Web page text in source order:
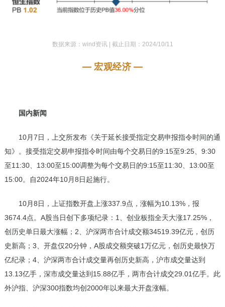
数据来源：wind资讯 | 截止日期：2024/10/11
— 宏观经济 —
国内新闻
10月7日，上交所发布《关于延长接受指定交易申报指令时间的通
知》。接受指定交易申报指令时间由每个交易日的9:15至9:25、9:30
至11:30、13:00至15:00调整为每个交易日的9:15至11:30、13:00至
15:00。自2024年10月8日起施行。
10月8日，上证指数开盘上涨337.9点，涨幅为10.13%，报
3674.4点。A股当日创下多项纪录：1、创业板指全天大涨17.25%，
创历史单日最大涨幅；2、沪深两市合计成交额34519.39亿元，创历
史新高；3、开盘仅20分钟，A股成交额突破1万亿元，创历史最快万
亿纪录；4、沪深两市合计成交量再创历史新高，沪市成交量达到
13.13亿手，深市成交量达到15.88亿手，两市合计成交29.01亿手。此
外沪指、沪深300指数均创2000年以来最大开盘涨幅。